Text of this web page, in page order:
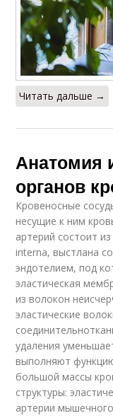
Читать дальше →
Анатомия
органов
Кровеносные
несущие к ним
артерий состоит
interna, выстлана
эндотелием, под
эластическая
из волокон
эластические
удаления
выполняют
большой массы
структуры:
артерии